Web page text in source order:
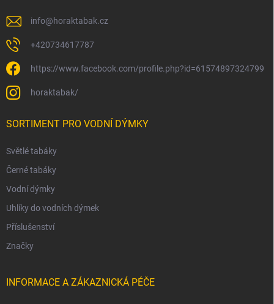
info@horaktabak.cz
+420734617787
https://www.facebook.com/profile.php?id=61574897324799
horaktabak/
SORTIMENT PRO VODNÍ DÝMKY
Světlé tabáky
Černé tabáky
Vodní dýmky
Uhlíky do vodních dýmek
Příslušenství
Značky
INFORMACE A ZÁKAZNICKÁ PÉČE